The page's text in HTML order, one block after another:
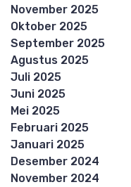
November 2025
Oktober 2025
September 2025
Agustus 2025
Juli 2025
Juni 2025
Mei 2025
Februari 2025
Januari 2025
Desember 2024
November 2024